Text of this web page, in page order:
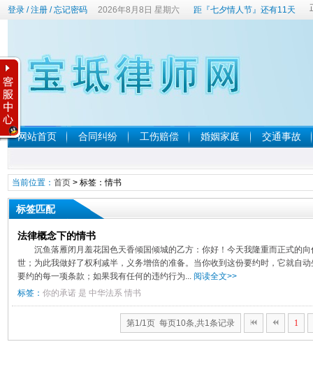
登录/注册/忘记密码 2026年8月8日 星期六 距『七夕情人节』还有11天
网站首页 合同纠纷 工伤赔偿 婚姻家庭 交通事故
当前位置： 首页> 标签：情书
标签匹配
法律概念下的情书
沉鱼落雁闭月羞花国色天香倾国倾城的乙方：你好！今天我隆重而正式的
世；为此我做好了权利减半，义务增倍的准备。当你收到这份要约时，它就自
要约的每一项条款；如果我有任何的违约行为... 阅读全文>>
标签： 你的承诺 是 中华法系 情书
第1/1页 每页10条,共1条记录 1